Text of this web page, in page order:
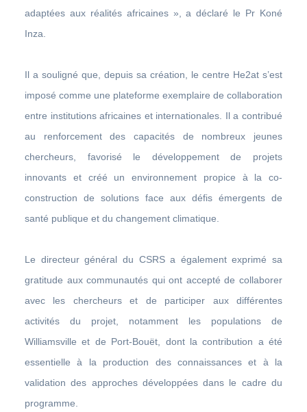
adaptées aux réalités africaines », a déclaré le Pr Koné
Inza.
Il a souligné que, depuis sa création, le centre He2at s’est
imposé comme une plateforme exemplaire de collaboration
entre institutions africaines et internationales. Il a contribué
au renforcement des capacités de nombreux jeunes
chercheurs, favorisé le développement de projets
innovants et créé un environnement propice à la co-
construction de solutions face aux défis émergents de
santé publique et du changement climatique.
Le directeur général du CSRS a également exprimé sa
gratitude aux communautés qui ont accepté de collaborer
avec les chercheurs et de participer aux différentes
activités du projet, notamment les populations de
Williamsville et de Port-Bouët, dont la contribution a été
essentielle à la production des connaissances et à la
validation des approches développées dans le cadre du
programme.